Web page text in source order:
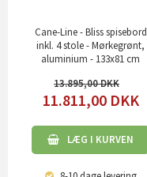
Cane-Line - Bliss spisebord
inkl. 4 stole - Mørkegrønt,
aluminium - 133x81 cm
13.895,00
11.811,00 DKK
LÆG I KURVEN